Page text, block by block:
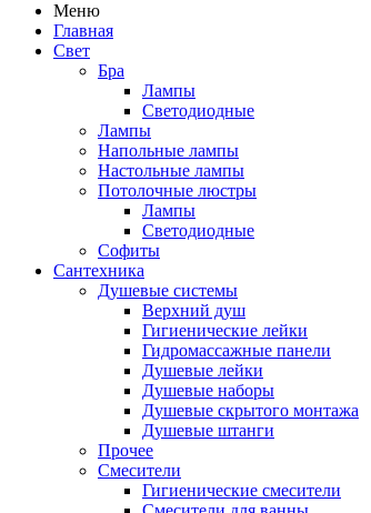
Меню
Главная
Свет
Бра
Лампы
Светодиодные
Лампы
Напольные лампы
Настольные лампы
Потолочные люстры
Лампы
Светодиодные
Софиты
Сантехника
Душевые системы
Верхний душ
Гигиенические лейки
Гидромассажные панели
Душевые лейки
Душевые наборы
Душевые скрытого монтажа
Душевые штанги
Прочее
Смесители
Гигиенические смесители